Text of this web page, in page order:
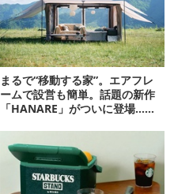
まるで“移動する家”。エアフレ
ームで設営も簡単。話題の新作
「HANARE」がついに登場…！